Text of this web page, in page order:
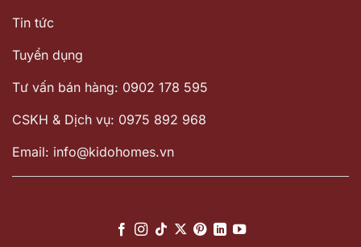
Tin tức
Tuyển dụng
Tư vấn bán hàng: 0902 178 595
CSKH & Dịch vụ: 0975 892 968
Email: info@kidohomes.vn